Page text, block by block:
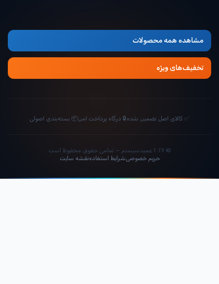
مشاهده همه محصولات
تخفیف‌های ویژه
✅ کالای اصل تضمین شده 🔒 درگاه پرداخت امن📦 بسته‌بندی اصولی
حریم خصوصیشرایط استفادهنقشه سایت